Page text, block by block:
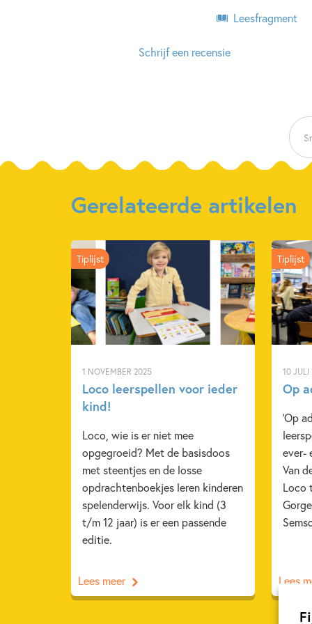
Leesfragment
Schrijf een recensie
Gerelateerde artikelen
1 NOVEMBER 2025
Loco leerspellen voor ieder
kind!
Loco, wie is er niet mee
opgegroeid? Met de basisdoos
met steentjes en de losse
opdrachtenboekjes leren kinderen
spelenderwijs. Voor elk kind (3
t/m 12 jaar) is er een passende
editie.
Tiplijst
Lees meer
10 JULI
Op
'Op
ever-
Van
Loco
Tiplijst
Lees